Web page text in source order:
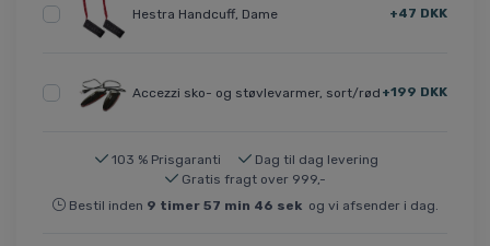
Hestra Handcuff, Dame +47 DKK
Accezzi sko- og støvlevarmer, sort/rød +199 DKK
103 % Prisgaranti
Dag til dag levering
Gratis fragt over 999,-
Bestil inden 9 timer 57 min 45 sekog vi afsender i dag.